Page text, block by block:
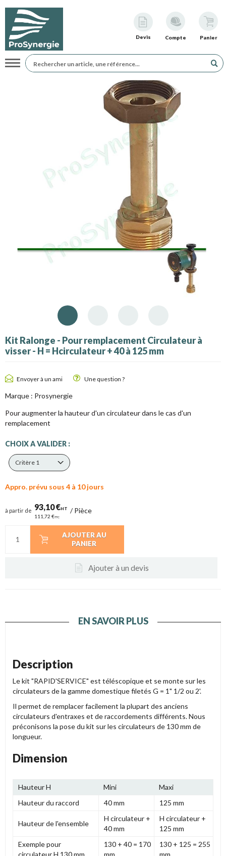
Devis Compte Panier
Navigation
Kit Ralonge - Pour remplacement Circulateur à
visser - H = Hcirculateur + 40 à 125 mm
Envoyer à un ami Une question ?
Marque : Prosynergie
Pour augmenter la hauteur d'un circulateur dans le cas d'un
remplacement
CHOIX A VALIDER :
Critère 1
Appro. prévu sous 4 à 10 jours
à partir de 93,10 €HT
111,72 €TTC
/Pièce
AJOUTER AU
PANIER
Ajouter à un devis
EN SAVOIR PLUS
Description
Le kit "RAPID'SERVICE" est téléscopique et se monte sur les
circulateurs de la gamme domestique filetés G = 1" 1/2 ou 2'.
Il permet de remplacer facilement la plupart des anciens
circulateurs d'entraxes et de raccordements différents. Nous
préconisons la pose du kit sur les circulateurs de 130 mm de
longueur.
Dimension
Hauteur H Mini
Maxi
Hauteur du raccord
40 mm 125 mm
Hauteur de l'ensemble
H circulateur +
40 mm
H circulateur +
125 mm
Exemple pour
circulateur H 130 mm
130 + 40 = 170
mm
130 + 125 = 255
mm